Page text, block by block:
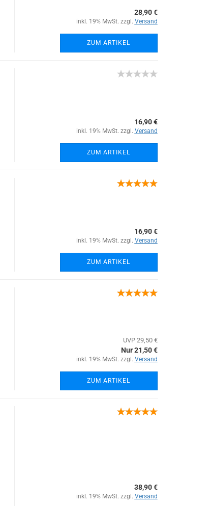
28,90 €
inkl. 19% MwSt. zzgl. Versand
ZUM ARTIKEL
16,90 €
inkl. 19% MwSt. zzgl. Versand
ZUM ARTIKEL
16,90 €
inkl. 19% MwSt. zzgl. Versand
ZUM ARTIKEL
UVP 29,50 €
Nur 21,50 €
inkl. 19% MwSt. zzgl. Versand
ZUM ARTIKEL
38,90 €
inkl. 19% MwSt. zzgl. Versand